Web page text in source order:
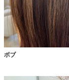
ボブ